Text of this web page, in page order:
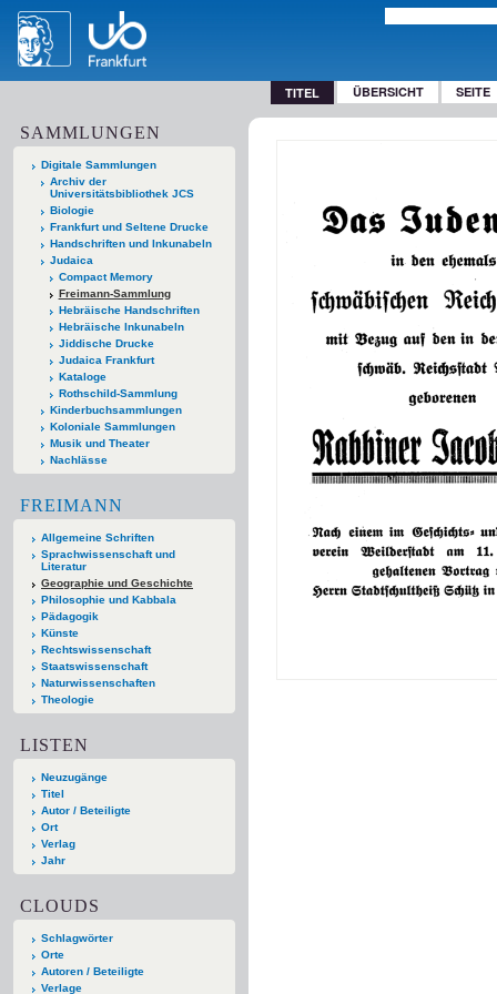
TITEL ÜBERSICHT SEITE
SAMMLUNGEN
Digitale Sammlungen
Archiv der
Universitätsbibliothek JCS
Biologie
Frankfurt und Seltene Drucke
Handschriften und Inkunabeln
Judaica
Compact Memory
Freimann-Sammlung
Hebräische Handschriften
Hebräische Inkunabeln
Jiddische Drucke
Judaica Frankfurt
Kataloge
Rothschild-Sammlung
Kinderbuchsammlungen
Koloniale Sammlungen
Musik und Theater
Nachlässe
FREIMANN
Allgemeine Schriften
Sprachwissenschaft und
Literatur
Geographie und Geschichte
Philosophie und Kabbala
Pädagogik
Künste
Rechtswissenschaft
Staatswissenschaft
Naturwissenschaften
Theologie
LISTEN
Neuzugänge
Titel
Autor / Beteiligte
Ort
Verlag
Jahr
CLOUDS
Schlagwörter
Orte
Autoren / Beteiligte
Verlage